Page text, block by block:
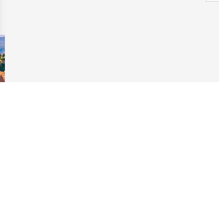
и управлять ими, обеспечивая